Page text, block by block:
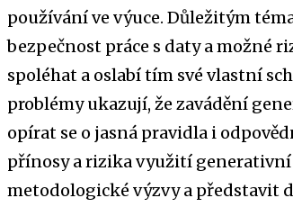
používání ve výuce. Důležitým
bezpečnost práce s daty a možné
spoléhat a oslabí tím své vlastní
problémy ukazují, že zavádění
opírat se o jasná pravidla i
přínosy a rizika využití
metodologické výzvy a představit